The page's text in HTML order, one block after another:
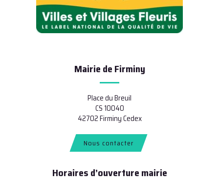
Mairie de Firminy
Place du Breuil
CS 10040
42702 Firminy Cedex
Nous contacter
Horaires d’ouverture mairie